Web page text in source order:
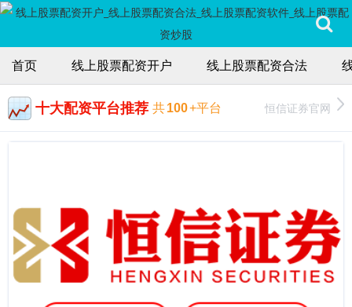
首页 线上股票配资开户 线上股票配资合法
十大配资平台推荐 共100+平台 恒信证券官网